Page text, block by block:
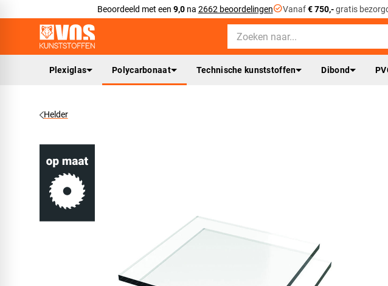
Beoordeeld met een 9,0na 2662 beoordelingencheck_circleVanaf€ 750,-gratis
Plexiglas Polycarbonaat Technische kunststoffen Dibond
Helder